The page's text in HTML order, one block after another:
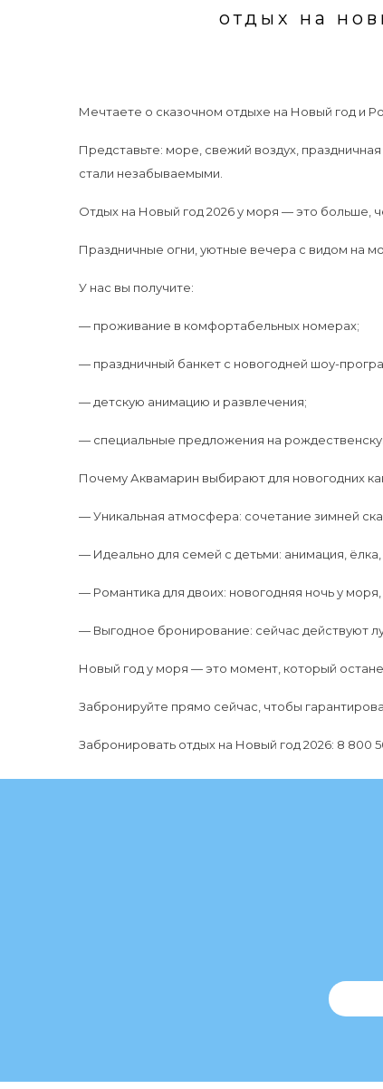
отдых на
Мечтаете о сказочном отдыхе на Новый год и
Представьте: море, свежий воздух,
стали незабываемыми.
Отдых на Новый год 2026 у моря — это больше,
Праздничные огни, уютные вечера с видом на
У нас вы получите:
— проживание в комфортабельных номерах;
— праздничный банкет с новогодней шоу-
— детскую анимацию и развлечения;
— специальные предложения на
Почему Аквамарин выбирают для новогодних
— Уникальная атмосфера: сочетание зимней
— Идеально для семей с детьми: анимация, ёлка,
— Романтика для двоих: новогодняя ночь у
— Выгодное бронирование: сейчас действуют
Новый год у моря — это момент, который
Забронируйте прямо сейчас, чтобы
Забронировать отдых на Новый год 2026: 8 800